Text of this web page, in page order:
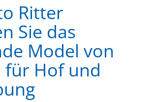
Ritter
Sie das
Model von
für Hof und